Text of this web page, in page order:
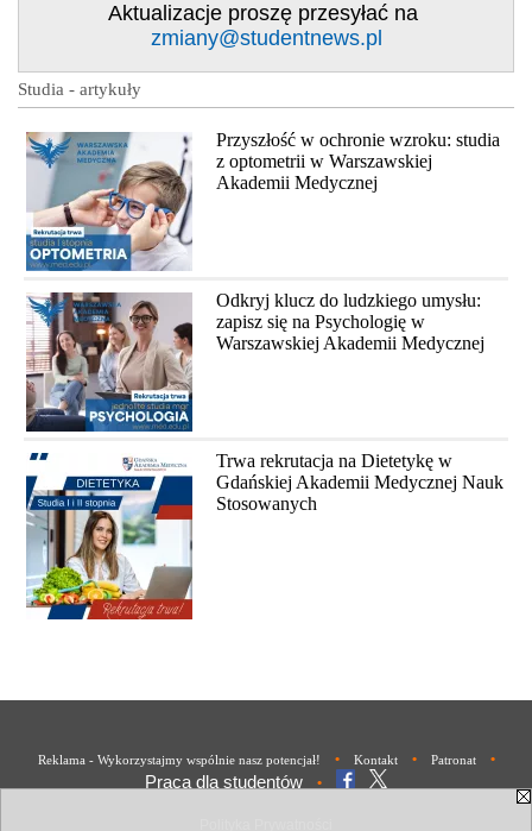
Aktualizacje proszę przesyłać na
zmiany@studentnews.pl
Studia - artykuły
Przyszłość w ochronie wzroku: studia
z optometrii w Warszawskiej
Akademii Medycznej
Odkryj klucz do ludzkiego umysłu:
zapisz się na Psychologię w
Warszawskiej Akademii Medycznej
Trwa rekrutacja na Dietetykę w
Gdańskiej Akademii Medycznej Nauk
Stosowanych
Reklama - Wykorzystajmy wspólnie nasz potencjał! • Kontakt • Patronat •
Praca dla studentów •